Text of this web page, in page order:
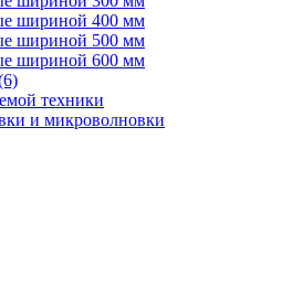
шириной 400 мм
шириной 500 мм
шириной 600 мм
техники
и микроволновки